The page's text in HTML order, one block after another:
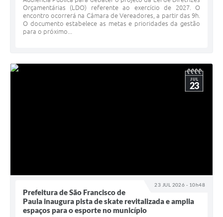
Orçamentárias (LDO) referente ao exercício de 2027. O
encontro ocorrerá na Câmara de Vereadores, a partir das 9h.
O documento estabelece as metas e prioridades da gestão
para o próximo...
23 JUL 2026 - 10h48
JUL
23
Prefeitura de São Francisco de
Paula inaugura pista de skate revitalizada e amplia
espaços para o esporte no município